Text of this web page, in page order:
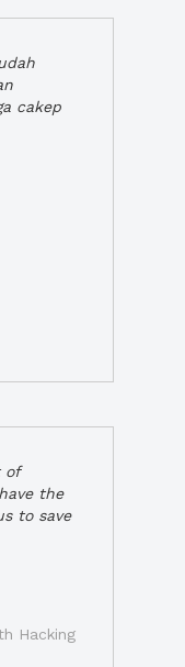
cakep
of
the
to save
Hacking